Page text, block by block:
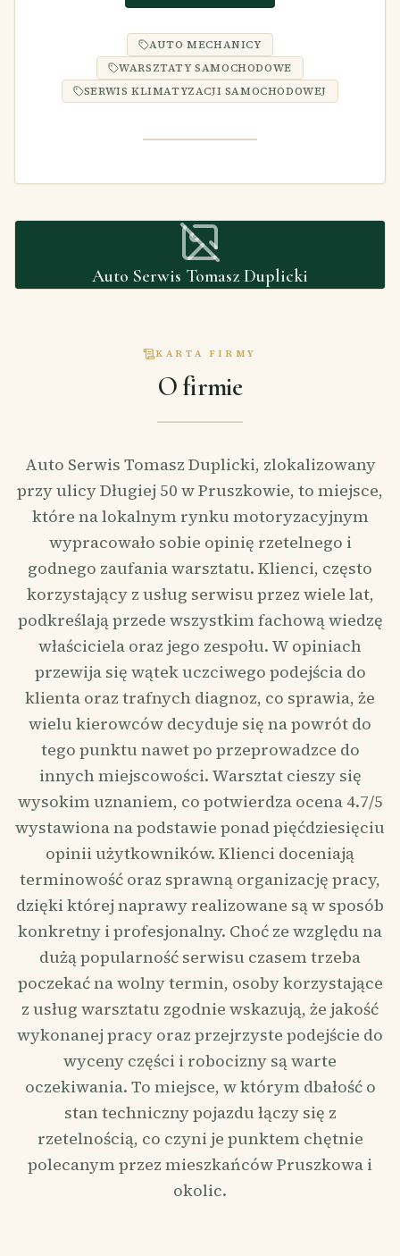
AUTO MECHANICY
WARSZTATY SAMOCHODOWE
SERWIS KLIMATYZACJI SAMOCHODOWEJ
Auto Serwis Tomasz Duplicki
KARTA FIRMY
O firmie
Auto Serwis Tomasz Duplicki, zlokalizowany
przy ulicy Długiej 50 w Pruszkowie, to miejsce,
które na lokalnym rynku motoryzacyjnym
wypracowało sobie opinię rzetelnego i
godnego zaufania warsztatu. Klienci, często
korzystający z usług serwisu przez wiele lat,
podkreślają przede wszystkim fachową wiedzę
właściciela oraz jego zespołu. W opiniach
przewija się wątek uczciwego podejścia do
klienta oraz trafnych diagnoz, co sprawia, że
wielu kierowców decyduje się na powrót do
tego punktu nawet po przeprowadzce do
innych miejscowości. Warsztat cieszy się
wysokim uznaniem, co potwierdza ocena 4.7/5
wystawiona na podstawie ponad pięćdziesięciu
opinii użytkowników. Klienci doceniają
terminowość oraz sprawną organizację pracy,
dzięki której naprawy realizowane są w sposób
konkretny i profesjonalny. Choć ze względu na
dużą popularność serwisu czasem trzeba
poczekać na wolny termin, osoby korzystające
z usług warsztatu zgodnie wskazują, że jakość
wykonanej pracy oraz przejrzyste podejście do
wyceny części i robocizny są warte
oczekiwania. To miejsce, w którym dbałość o
stan techniczny pojazdu łączy się z
rzetelnością, co czyni je punktem chętnie
polecanym przez mieszkańców Pruszkowa i
okolic.